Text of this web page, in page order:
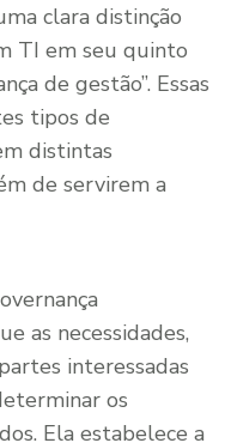
clara distinção
TI em seu quinto
de gestão”. Essas
tipos de
distintas
de servirem a
as necessidades,
interessadas
os
Ela estabelece a